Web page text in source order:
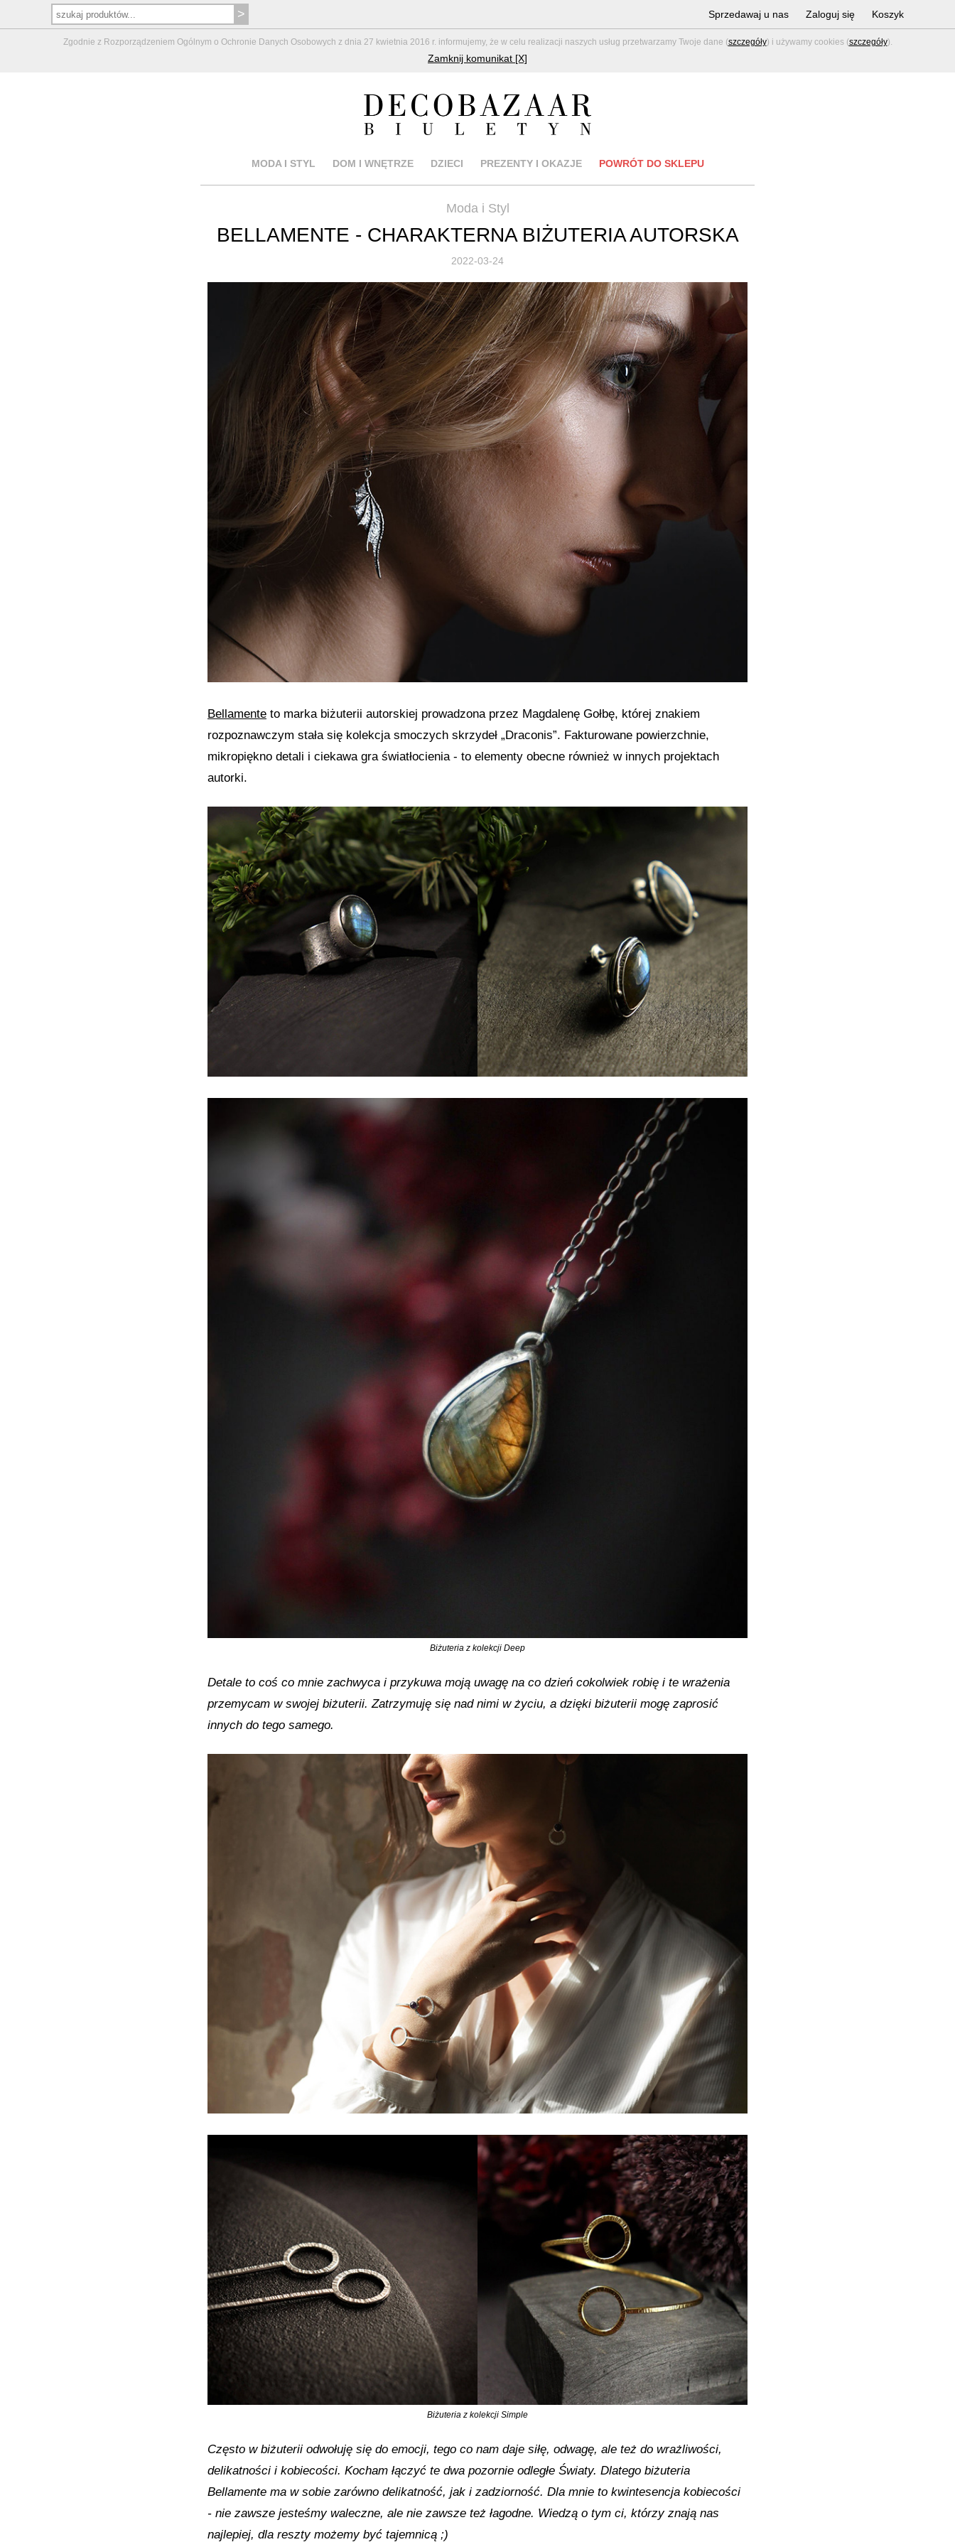
Zgodnie z Rozporządzeniem Ogólnym o Ochronie Danych Osobowych z dnia 27 kwietnia 2016 r. informujemy, że w celu realizacji naszych usług przetwarzamy Twoje dane (szczegóły) i używamy cookies (szczegóły).
Zamknij komunikat [X]
Sprzedawaj u nas Zaloguj się Koszyk
MODA I STYL DOM I WNĘTRZE DZIECI PREZENTY I OKAZJE POWRÓT DO SKLEPU
Moda i Styl
BELLAMENTE - CHARAKTERNA BIŻUTERIA AUTORSKA
2022-03-24
Bellamente to marka biżuterii autorskiej prowadzona przez Magdalenę Gołbę, której znakiem
rozpoznawczym stała się kolekcja smoczych skrzydeł „Draconis”. Fakturowane powierzchnie,
mikropiękno detali i ciekawa gra światłocienia - to elementy obecne również w innych projektach
autorki.
Biżuteria z kolekcji Deep
Detale to coś co mnie zachwyca i przykuwa moją uwagę na co dzień cokolwiek robię i te wrażenia
przemycam w swojej biżuterii. Zatrzymuję się nad nimi w życiu, a dzięki biżuterii mogę zaprosić
innych do tego samego.
Biżuteria z kolekcji Simple
Często w biżuterii odwołuję się do emocji, tego co nam daje siłę, odwagę, ale też do wrażliwości,
delikatności i kobiecości. Kocham łączyć te dwa pozornie odległe Światy. Dlatego biżuteria
Bellamente ma w sobie zarówno delikatność, jak i zadziorność. Dla mnie to kwintesencja kobiecości
- nie zawsze jesteśmy waleczne, ale nie zawsze też łagodne. Wiedzą o tym ci, którzy znają nas
najlepiej, dla reszty możemy być tajemnicą ;)